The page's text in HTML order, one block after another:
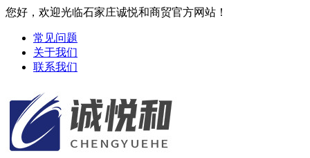
您好，欢迎光临石家庄诚悦和商贸官方网站！
常见问题
关于我们
联系我们